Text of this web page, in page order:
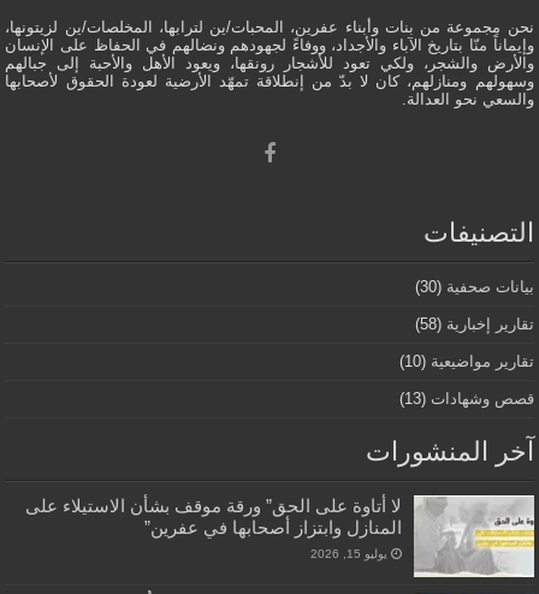
نحن مجموعة من بنات وأبناء عفرين، المحبات/ين لترابها، المخلصات/ين لزيتونها،
وإيماناً منّا بتاريخ الآباء والأجداد، ووفاءً لجهودهم ونضالهم في الحفاظ على الإنسان
والأرض والشجر، ولكي تعود للأشجار رونقها، ويعود الأهل والأحبة إلى جبالهم
وسهولهم ومنازلهم، كان لا بدّ من إنطلاقة تمهّد الأرضية لعودة الحقوق لأصحابها
والسعي نحو العدالة.
التصنيفات
بيانات صحفية (30)
تقارير إخبارية (58)
تقارير مواضيعية (10)
قصص وشهادات (13)
آخر المنشورات
لا أتاوة على الحق” ورقة موقف بشأن الاستيلاء على
المنازل وابتزاز أصحابها في عفرين”
يوليو 15, 2026